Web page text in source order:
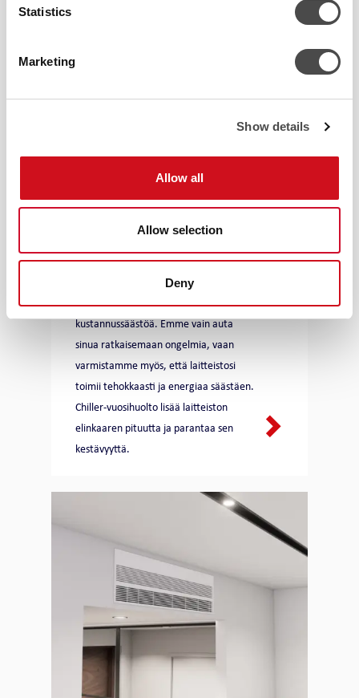
Statistics
Marketing
Show details
Allow all
Allow selection
Deny
VAKIOILMASTOINTI
Chiller-vuosihuolto optimoi
energiatehokkuuden ja tuo
kustannussäästöä. Emme vain auta
sinua ratkaisemaan ongelmia, vaan
varmistamme myös, että laitteistosi
toimii tehokkaasti ja energiaa säästäen.
Chiller-vuosihuolto lisää laitteiston
elinkaaren pituutta ja parantaa sen
kestävyyttä.